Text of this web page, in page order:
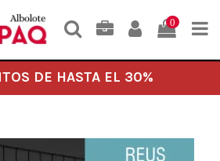
0
DE HASTA EL 30%